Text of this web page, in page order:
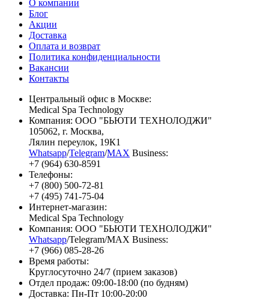
О компании
Блог
Акции
Доставка
Оплата и возврат
Политика конфиденциальности
Вакансии
Контакты
Центральный офис в Москве:
Medical Spa Technology
Компания: ООО "БЬЮТИ ТЕХНОЛОДЖИ"
105062, г. Москва,
Лялин переулок, 19К1
Whatsapp/Telegram/MAX Business:
+7 (964) 630-8591
Телефоны:
+7 (800) 500-72-81
+7 (495) 741-75-04
Интернет-магазин:
Medical Spa Technology
Компания: ООО "БЬЮТИ ТЕХНОЛОДЖИ"
Whatsapp/Telegram/MAX Business:
+7 (966) 085-28-26
Время работы:
Круглосуточно 24/7 (прием заказов)
Отдел продаж: 09:00-18:00 (по будням)
Доставка: Пн-Пт 10:00-20:00